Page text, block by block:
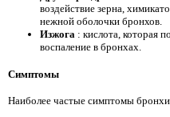
воздействие зерна,
нежной оболочки бронхов.
Изжога : кислота, которая
воспаление в бронхах.
Симптомы
Наиболее частые симптомы